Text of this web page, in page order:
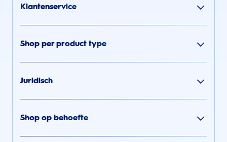
Klantenservice
Shop per product type
Juridisch
Shop op behoefte